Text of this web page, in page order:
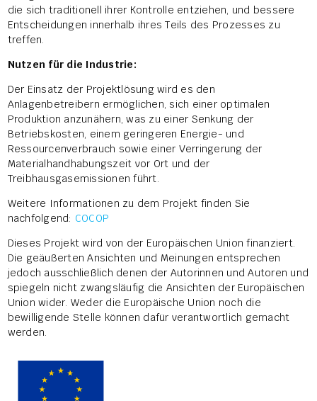
die sich traditionell ihrer Kontrolle entziehen, und bessere
Entscheidungen innerhalb ihres Teils des Prozesses zu
treffen.
Nutzen für die Industrie:
Der Einsatz der Projektlösung wird es den
Anlagenbetreibern ermöglichen, sich einer optimalen
Produktion anzunähern, was zu einer Senkung der
Betriebskosten, einem geringeren Energie- und
Ressourcenverbrauch sowie einer Verringerung der
Materialhandhabungszeit vor Ort und der
Treibhausgasemissionen führt.
Weitere Informationen zu dem Projekt finden Sie
nachfolgend: COCOP
Dieses Projekt wird von der Europäischen Union finanziert.
Die geäußerten Ansichten und Meinungen entsprechen
jedoch ausschließlich denen der Autorinnen und Autoren und
spiegeln nicht zwangsläufig die Ansichten der Europäischen
Union wider. Weder die Europäische Union noch die
bewilligende Stelle können dafür verantwortlich gemacht
werden.